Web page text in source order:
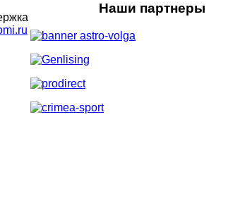
Наши партнеры